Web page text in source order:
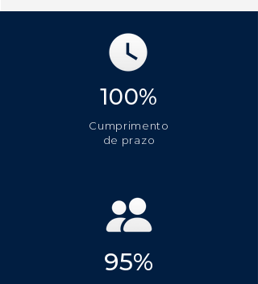
100%
Cumprimento
de prazo
95%